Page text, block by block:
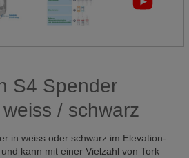
S4 Spender
/ schwarz
in weiss oder schwarz im Elevation-
kann mit einer Vielzahl von Tork